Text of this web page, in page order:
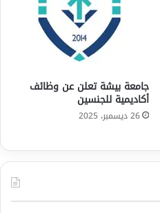
جامعة بيشة تعلن عن وظائف
أكاديمية للجنسين
26 ديسمبر، 2025